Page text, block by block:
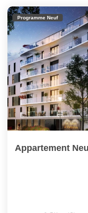
Programme Neuf